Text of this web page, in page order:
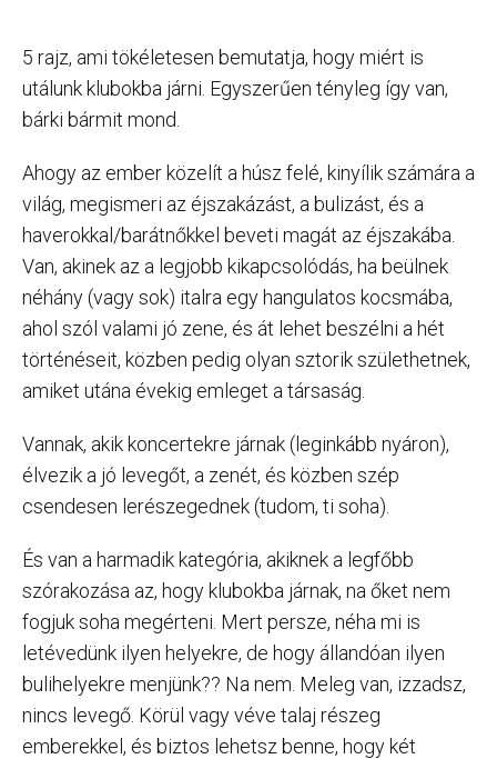
5 rajz, ami tökéletesen bemutatja, hogy miért is
utálunk klubokba járni. Egyszerűen tényleg így van,
bárki bármit mond.
Ahogy az ember közelít a húsz felé, kinyílik számára a
világ, megismeri az éjszakázást, a bulizást, és a
haverokkal/barátnőkkel beveti magát az éjszakába.
Van, akinek az a legjobb kikapcsolódás, ha beülnek
néhány (vagy sok) italra egy hangulatos kocsmába,
ahol szól valami jó zene, és át lehet beszélni a hét
történéseit, közben pedig olyan sztorik születhetnek,
amiket utána évekig emleget a társaság.
Vannak, akik koncertekre járnak (leginkább nyáron),
élvezik a jó levegőt, a zenét, és közben szép
csendesen lerészegednek (tudom, ti soha).
És van a harmadik kategória, akiknek a legfőbb
szórakozása az, hogy klubokba járnak, na őket nem
fogjuk soha megérteni. Mert persze, néha mi is
letévedünk ilyen helyekre, de hogy állandóan ilyen
bulihelyekre menjünk?? Na nem. Meleg van, izzadsz,
nincs levegő. Körül vagy véve talaj részeg
emberekkel, és biztos lehetsz benne, hogy két